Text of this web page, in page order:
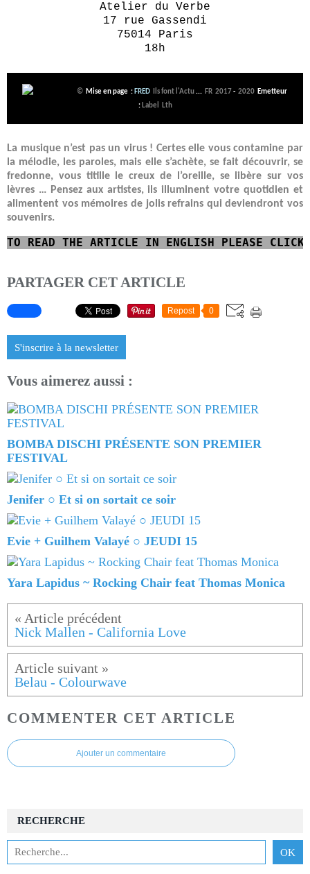
Atelier du Verbe
17 rue Gassendi
75014 Paris
18h
© Mise en page : FRED Ils font l'Actu... FR 2017 - 2020Emetteur
:Label Lth
La musique n’est pas un virus ! Certes elle vous contamine par
la mélodie, les paroles, mais elle s’achète, se fait découvrir, se
fredonne, vous titille le creux de l’oreille, se libère sur vos
lèvres … Pensez aux artistes, ils illuminent votre quotidien et
alimentent vos mémoires de jolis refrains qui deviendront vos
souvenirs.
TO READ THE ARTICLE IN ENGLISH PLEASE
PARTAGER CET ARTICLE
Repost 0
S'inscrire à la newsletter
Vous aimerez aussi :
BOMBA DISCHI PRÉSENTE SON PREMIER
FESTIVAL
Jenifer ○ Et si on sortait ce soir
Evie + Guilhem Valayé ○ JEUDI 15
Yara Lapidus ~ Rocking Chair feat Thomas Monica
Nick Mallen - California Love
Belau - Colourwave
COMMENTER CET ARTICLE
Ajouter un commentaire
RECHERCHE